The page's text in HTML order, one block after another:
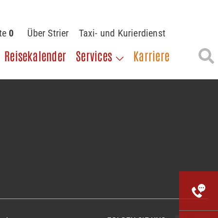
Reisekalender Services Karriere
Über Strier Taxi- und Kurierdienst
0